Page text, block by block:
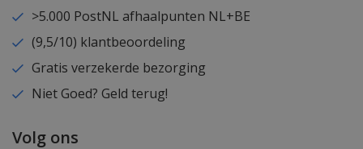
>5.000 PostNL afhaalpunten NL+BE
(9,5/10) klantbeoordeling
Gratis verzekerde bezorging
Niet Goed? Geld terug!
Volg ons